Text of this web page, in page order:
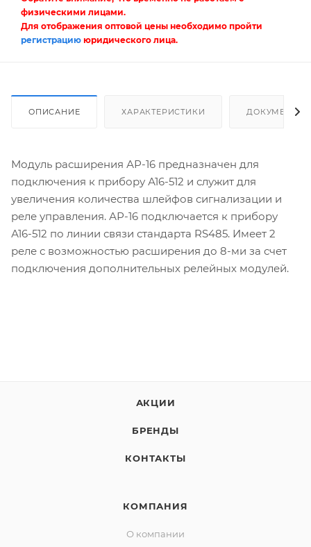
физическими лицами.
Для отображения оптовой цены необходимо пройти
регистрацию юридического лица.
ОПИСАНИЕ ХАРАКТЕРИСТИКИ ДОКУМЕНТЫ
Модуль расширения АР-16 предназначен для
подключения к прибору А16-512 и служит для
увеличения количества шлейфов сигнализации и
реле управления. АР-16 подключается к прибору
А16-512 по линии связи стандарта RS485. Имеет 2
реле с возможностью расширения до 8-ми за счет
подключения дополнительных релейных модулей.
АКЦИИ
БРЕНДЫ
КОНТАКТЫ
КОМПАНИЯ
О компании